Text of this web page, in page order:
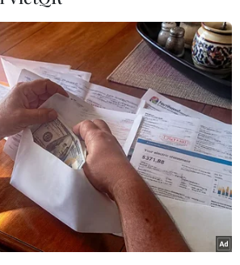
người trên 40 tuổi; chỉ định
cho hơn 1.600 ca, phát hiện
đoạn 1-3; chỉ định đo chức
hơn 2.200 ca, phát hiện 456 ca
nghẽn mạn tính và bất
và triển khai nền tảng sàng lọc
AI trên website
Mạng lưới Đổi mới sáng tạo
kết Chương trình Chuyển đổi